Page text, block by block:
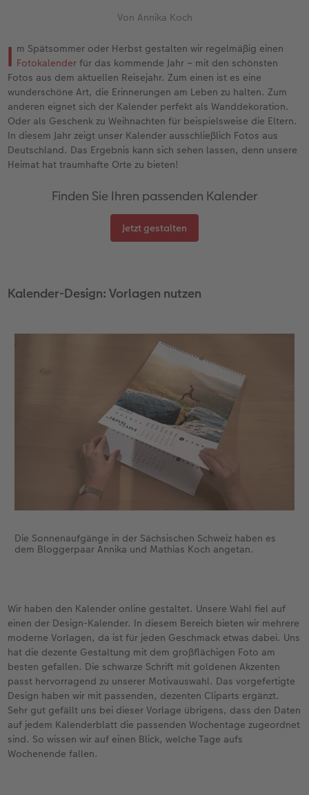
Panoramaseite
Schuber
Designvorlagen
Foto-Kochbuch
Kundenbeispiele
Webinare
Gestaltungsideen
Anleitungen & Hilfe
Neuheiten
Premium Poster
Fotosticker
Fotosets
Sofortfotos
Fotos digitalisieren
Analog Services
Neuheiten
Extras
Alu-Dibond
Foto auf Holz
Hartschaum
Gallery Print
hexxas
Willkommensschild
Mehrteiler
im Wunschformat
Extras
Urlaubsgrüße
Weitere Anlässe
Papierqualitäten
Klappkarten
Fotokarten
Postkarten
Einzelkarten
Digitale Grußkarte
Neuheiten
Foto-Geschenkbox
Art Prints
Handyhüllen
Faber-Castell
Haustierwelt
Geschenkideen
CEWE Geschenkgutschein
CEWE myPhotos
Kalender-Kundenbeispiele
Neuheiten
Extras
CEWE myPhotos
PopGrip
Cardholder
CEWE myPhotos
Neuheiten
Liebe schenken
Geburtstagsgeschenke
Inspiration
Kundenbeispiele
App
Von Annika Koch
I m Spätsommer oder Herbst gestalten wir regelmäßig einen
Fotokalenderfür das kommende Jahr – mit den schönsten
Fotos aus dem aktuellen Reisejahr. Zum einen ist es eine
wunderschöne Art, die Erinnerungen am Leben zu halten. Zum
anderen eignet sich der Kalender perfekt als Wanddekoration.
Oder als Geschenk zu Weihnachten für beispielsweise die Eltern.
In diesem Jahr zeigt unser Kalender ausschließlich Fotos aus
Deutschland. Das Ergebnis kann sich sehen lassen, denn unsere
Heimat hat traumhafte Orte zu bieten!
Finden Sie Ihren passenden Kalender
Jetzt gestalten
Kalender-Design: Vorlagen nutzen
Die Sonnenaufgänge in der Sächsischen Schweiz haben es
dem Bloggerpaar Annika und Mathias Koch angetan.
Wir haben den Kalender online gestaltet. Unsere Wahl fiel auf
einen der Design-Kalender. In diesem Bereich bieten wir mehrere
moderne Vorlagen, da ist für jeden Geschmack etwas dabei. Uns
hat die dezente Gestaltung mit dem großflächigen Foto am
besten gefallen. Die schwarze Schrift mit goldenen Akzenten
passt hervorragend zu unserer Motivauswahl. Das vorgefertigte
Design haben wir mit passenden, dezenten Cliparts ergänzt.
Sehr gut gefällt uns bei dieser Vorlage übrigens, dass den Daten
auf jedem Kalenderblatt die passenden Wochentage zugeordnet
sind. So wissen wir auf einen Blick, welche Tage aufs
Wochenende fallen.